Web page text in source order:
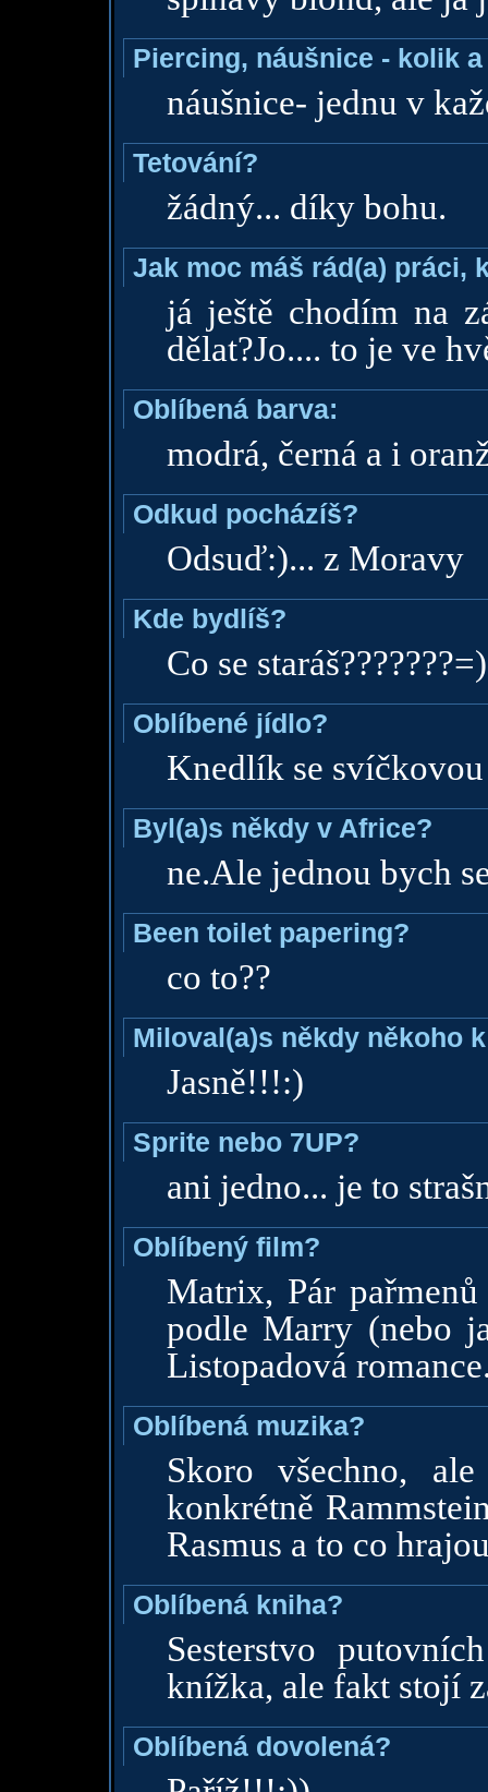
Piercing, náušnice - kolik
náušnice- jednu v
Tetování?
žádný... díky bohu.
Jak moc máš rád(a) práci,
já ještě chodím na
dělat?Jo.... to je ve
Oblíbená barva:
modrá, černá a i
Odkud pocházíš?
Odsuď:)... z Moravy
Kde bydlíš?
Co se staráš???????=)
Oblíbené jídlo?
Knedlík se svíčkovou
Byl(a)s někdy v Africe?
ne.Ale jednou bych
Been toilet papering?
co to??
Miloval(a)s někdy někoho
Jasně!!!:)
Sprite nebo 7UP?
ani jedno... je to
Oblíbený film?
Matrix, Pár
podle Marry (nebo
Listopadová
Oblíbená muzika?
Skoro všechno,
konkrétně
Rasmus a to co
Oblíbená kniha?
Sesterstvo
knížka, ale fakt stojí
Oblíbená dovolená?